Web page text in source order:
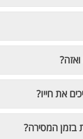
את חייו?
המסירה?